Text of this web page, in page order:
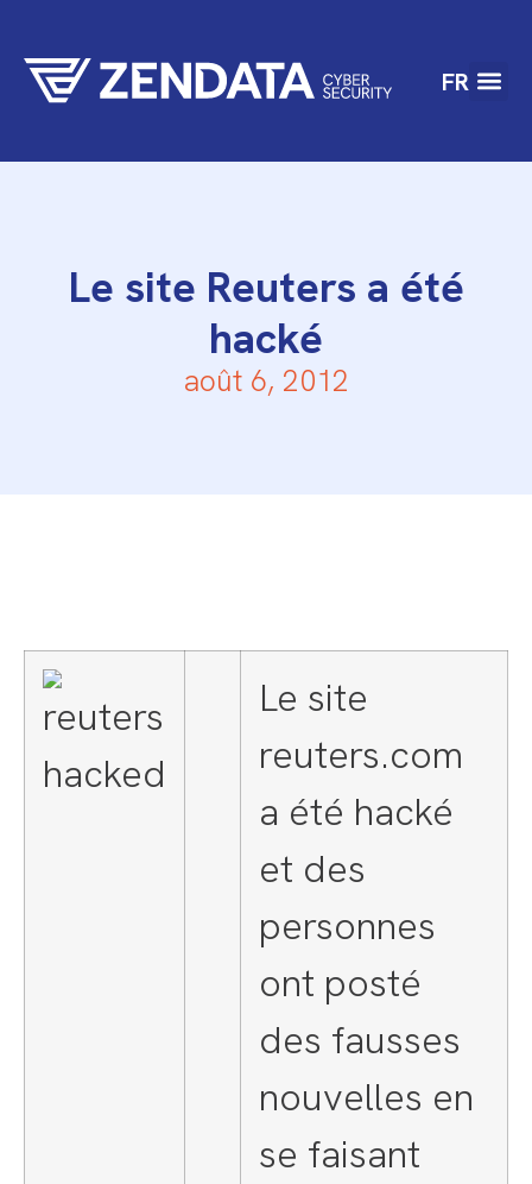
FR
Le site Reuters a été
hacké
août 6, 2012
Le site
reuters.com
a été hacké
et des
personnes
ont posté
des fausses
nouvelles en
se faisant